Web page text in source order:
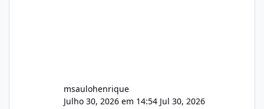
msaulohenrique
Julho 30, 2026 em 14:54 Jul 30, 2026